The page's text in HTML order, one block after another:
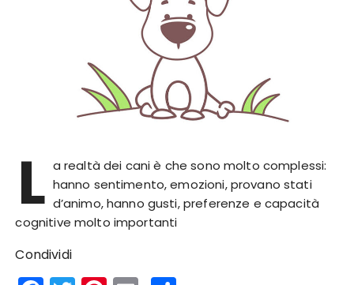
L a realtà dei cani è che sono molto complessi:
hanno sentimento, emozioni, provano stati
d’animo, hanno gusti, preferenze e capacità
cognitive molto importanti
Condividi